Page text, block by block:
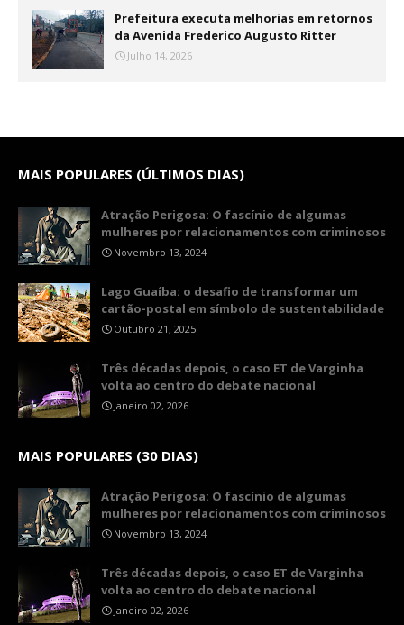
Prefeitura executa melhorias em retornos
da Avenida Frederico Augusto Ritter
Julho 14, 2026
MAIS POPULARES (ÚLTIMOS DIAS)
Atração Perigosa: O fascínio de algumas
mulheres por relacionamentos com criminosos
Novembro 13, 2024
Lago Guaíba: o desafio de transformar um
cartão-postal em símbolo de sustentabilidade
Outubro 21, 2025
Três décadas depois, o caso ET de Varginha
volta ao centro do debate nacional
Janeiro 02, 2026
MAIS POPULARES (30 DIAS)
Atração Perigosa: O fascínio de algumas
mulheres por relacionamentos com criminosos
Novembro 13, 2024
Três décadas depois, o caso ET de Varginha
volta ao centro do debate nacional
Janeiro 02, 2026